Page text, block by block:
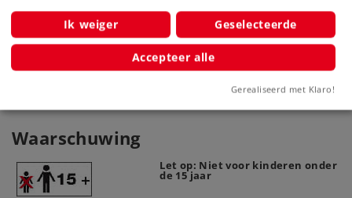
Productinfo
Waarschuwing
Let op: Niet voor kinderen onder
de 15 jaar
Ik weiger Geselecteerde
Accepteer alle
Gerealiseerd met Klaro!